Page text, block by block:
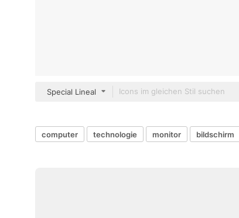
Special Lineal
computer technologie monitor bildschirm